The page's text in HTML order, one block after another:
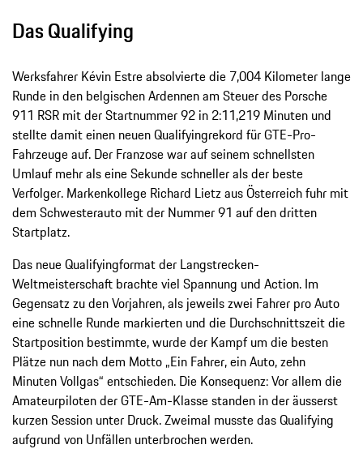
Das Qualifying
Werksfahrer Kévin Estre absolvierte die 7,004 Kilometer lange
Runde in den belgischen Ardennen am Steuer des Porsche
911 RSR mit der Startnummer 92 in 2:11,219 Minuten und
stellte damit einen neuen Qualifyingrekord für GTE-Pro-
Fahrzeuge auf. Der Franzose war auf seinem schnellsten
Umlauf mehr als eine Sekunde schneller als der beste
Verfolger. Markenkollege Richard Lietz aus Österreich fuhr mit
dem Schwesterauto mit der Nummer 91 auf den dritten
Startplatz.
Das neue Qualifyingformat der Langstrecken-
Weltmeisterschaft brachte viel Spannung und Action. Im
Gegensatz zu den Vorjahren, als jeweils zwei Fahrer pro Auto
eine schnelle Runde markierten und die Durchschnittszeit die
Startposition bestimmte, wurde der Kampf um die besten
Plätze nun nach dem Motto „Ein Fahrer, ein Auto, zehn
Minuten Vollgas“ entschieden. Die Konsequenz: Vor allem die
Amateurpiloten der GTE-Am-Klasse standen in der äusserst
kurzen Session unter Druck. Zweimal musste das Qualifying
aufgrund von Unfällen unterbrochen werden.